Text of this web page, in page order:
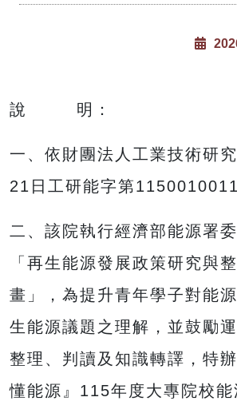
說 明：
一、依財團法人工業技術研
21日工研能字第1150010011
二、該院執行經濟部能源署
「再生能源發展政策研究與
畫」，為提升青年學子對能
生能源議題之理解，並鼓勵
整理、判讀及知識轉譯，特
懂能源』115年度大專院校能